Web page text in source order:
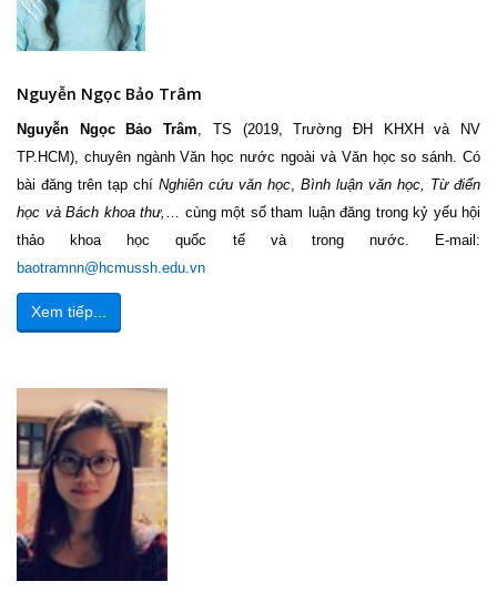
Nguyễn Ngọc Bảo Trâm
Nguyễn Ngọc Bảo Trâm, TS (2019, Trường ĐH KHXH và NV
TP.HCM), chuyên ngành Văn học nước ngoài và Văn học so sánh. Có
bài đăng trên tạp chí Nghiên cứu văn học, Bình luận văn học, Từ điển
học và Bách khoa thư, … cùng một số tham luận đăng trong kỷ yếu hội
thảo khoa học quốc tế và trong nước. E-mail:
baotramnn@hcmussh.edu.vn
Xem tiếp...